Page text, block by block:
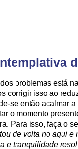
problemas está
corrigir isso ao
se então acalmar
o momento
Para isso, faça o
de volta no aqui e
e tranquilidade